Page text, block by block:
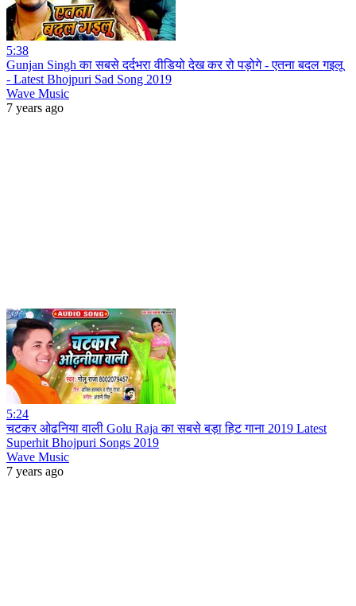
5:38
Gunjan Singh का सबसे दर्दभरा वीडियो देख कर रो पड़ोगे - एतना बदल गइलू
- Latest Bhojpuri Sad Song 2019
Wave Music
7 years ago
5:24
चटकर ओढनिया वाली Golu Raja का सबसे बड़ा हिट गाना 2019 Latest
Superhit Bhojpuri Songs 2019
Wave Music
7 years ago